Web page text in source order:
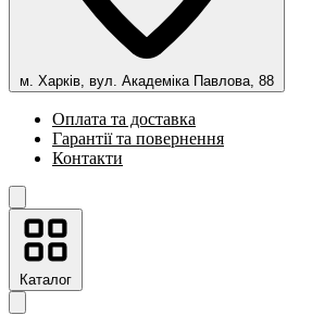
м. Харків, вул. Академіка Павлова, 88
Оплата та доставка
Гарантії та повернення
Контакти
Каталог